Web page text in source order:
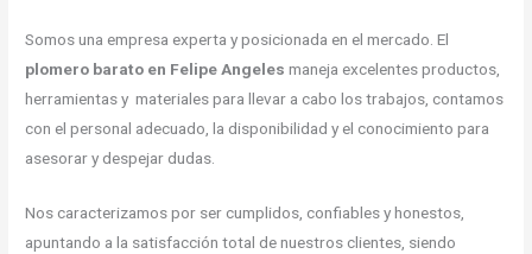
Somos una empresa experta y posicionada en el mercado. El
plomero barato en Felipe Angelesmaneja excelentes productos,
herramientas y materiales para llevar a cabo los trabajos, contamos
con el personal adecuado, la disponibilidad y el conocimiento para
asesorar y despejar dudas.
Nos caracterizamos por ser cumplidos, confiables y honestos,
apuntando a la satisfacción total de nuestros clientes, siendo